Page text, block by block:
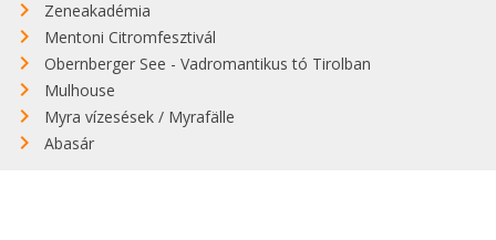
Zeneakadémia
Mentoni Citromfesztivál
Obernberger See - Vadromantikus tó Tirolban
Mulhouse
Myra vízesések / Myrafälle
Abasár